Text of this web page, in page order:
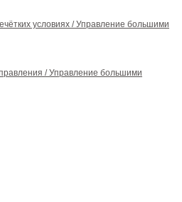
условиях / Управление большими
/ Управление большими